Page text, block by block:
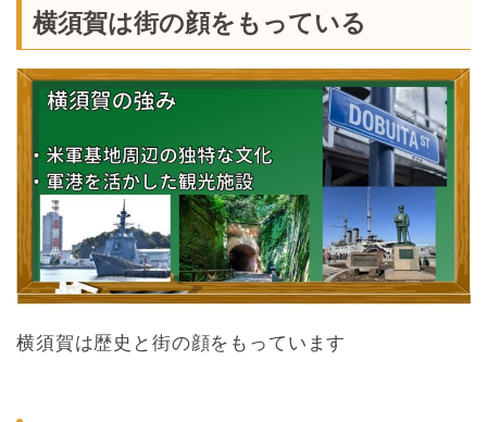
横須賀は街の顔をもっている
横須賀は歴史と街の顔をもっています